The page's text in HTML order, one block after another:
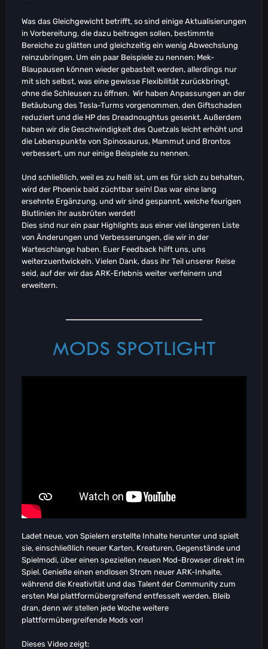
Was das Gleichgewicht betrifft, so sind einige Aktualisierungen
in Vorbereitung, die dazu beitragen sollen, bestimmte
Bereiche zu glätten und gleichzeitig ein wenig Abwechslung
reinzubringen. Um ein paar Beispiele zu nennen: Mek-
Blaupausen können wieder gebastelt werden, allerdings nur
mit sich selbst, was eine gewisse Flexibilität zurückbringt,
ohne die Schleusen zu öffnen. Wir haben Anpassungen an der
Betäubung des Tesla-Turms vorgenommen, den Giftschaden
reduziert und die HP des Dreadnoughtus gesenkt. Außerdem
haben wir die Geschwindigkeit des Quetzals leicht erhöht und
die Lebenspunkte von Spinosaurus, Mammut und Brontos
verbessert, um nur einige Beispiele zu nennen.
Und schließlich, weil es zu heiß ist, um es für sich zu behalten,
wird der Phoenix bald züchtbar sein! Das war eine lang
ersehnte Ergänzung, und wir sind gespannt, welche feurigen
Blutlinien ihr ausbrüten werdet!
Dies sind nur ein paar Highlights aus einer viel längeren Liste
von Änderungen und Verbesserungen, die wir in der
Warteschlange haben. Euer Feedback hilft uns, uns
weiterzuentwickeln. Vielen Dank, dass ihr Teil unserer Reise
seid, auf der wir das ARK-Erlebnis weiter verfeinern und
erweitern.
MODS SPOTLIGHT
Ladet neue, von Spielern erstellte Inhalte herunter und spielt
sie, einschließlich neuer Karten, Kreaturen, Gegenstände und
Spielmodi, über einen speziellen neuen Mod-Browser direkt im
Spiel. Genieße einen endlosen Strom neuer ARK-Inhalte,
während die Kreativität und das Talent der Community zum
ersten Mal plattformübergreifend entfesselt werden. Bleib
dran, denn wir stellen jede Woche weitere
plattformübergreifende Mods vor!
Dieses Video zeigt: